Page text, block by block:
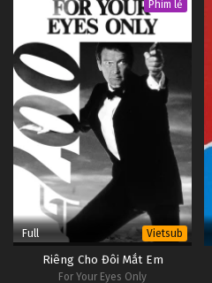
Phim lẻ
Full Vietsub
Riêng Cho Đôi Mắt Em
For Your Eyes Only